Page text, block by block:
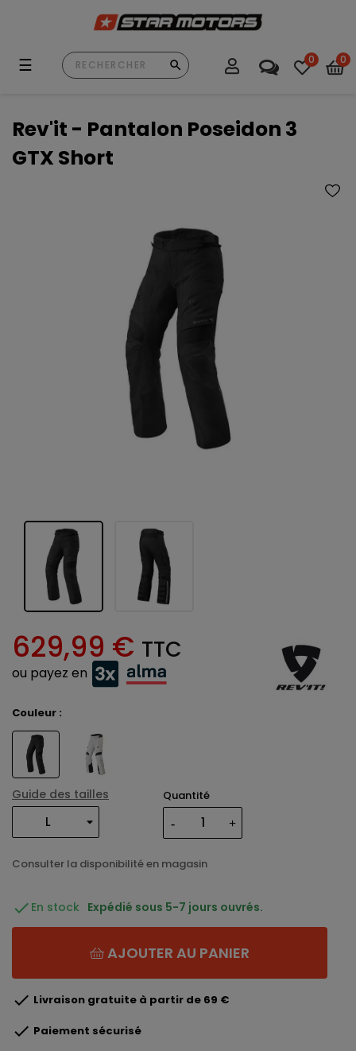
Basculer
☰ 0 0
Rev'it - Pantalon Poseidon 3
GTX Short
629,99 € TTC
ou payez en
Couleur :
Guide des tailles Quantité
Consulter la disponibilité en magasin
 En stock Expédié sous 5-7 jours ouvrés.
AJOUTER AU PANIER
 Livraison gratuite à partir de 69 €
 Paiement sécurisé